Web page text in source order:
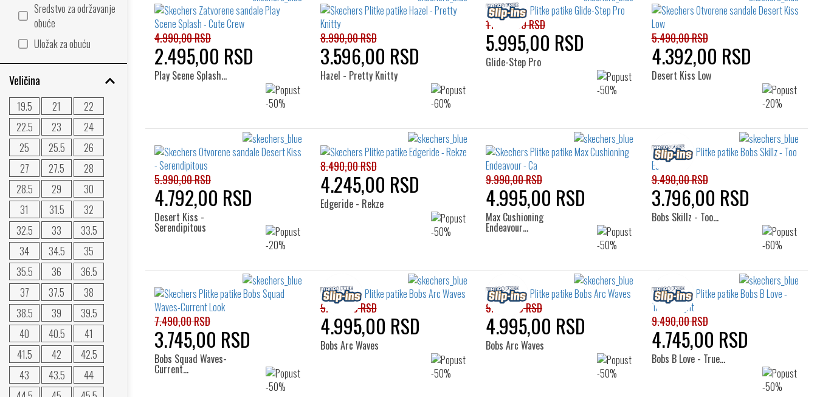
Sredstvo za održavanje
obuće
Uložak za obuću
Veličina
19.5 21
22
22.5
23
24
25
25.5
26
27
27.5
28
28.5
29
30
31
31.5
32
32.5
33
33.5
34
34.5
35
35.5
36
36.5
37
37.5
38
38.5
39
39.5
40
40.5
41
41.5
42
42.5
43
43.5
44
4.990,00 RSD
2.495,00 RSD
Play Scene Splash…
8.990,00 RSD
3.596,00 RSD
Hazel - Pretty Knitty
11.990,00 RSD
5.995,00 RSD
Glide-Step Pro
5.490,00 RSD
4.392,00 RSD
Desert Kiss Low
5.990,00 RSD
4.792,00 RSD
Desert Kiss -
Serendipitous
8.490,00 RSD
4.245,00 RSD
Edgeride - Rekze
9.990,00 RSD
4.995,00 RSD
Max Cushioning
Endeavour…
9.490,00 RSD
3.796,00 RSD
Bobs Skillz - Too…
7.490,00 RSD
3.745,00 RSD
Bobs Squad Waves-
Current…
9.990,00 RSD
4.995,00 RSD
Bobs Arc Waves
9.990,00 RSD
4.995,00 RSD
Bobs Arc Waves
9.490,00 RSD
4.745,00 RSD
Bobs B Love - True…